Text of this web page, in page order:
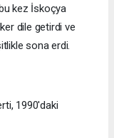
kez İskoçya
dile getirdi ve
sona erdi.
1990'daki